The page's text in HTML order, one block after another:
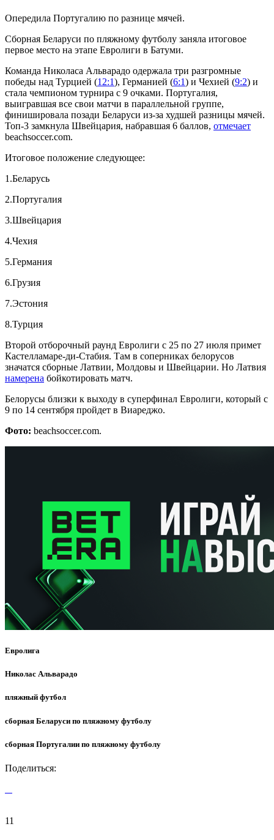
Опередила Португалию по разнице мячей.
Сборная Беларуси по пляжному футболу заняла итоговое
первое место на этапе Евролиги в Батуми.
Команда Николаса Альварадо одержала три разгромные
победы над Турцией (12:1), Германией (6:1) и Чехией (9:2) и
стала чемпионом турнира с 9 очками. Португалия,
выигравшая все свои матчи в параллельной группе,
финишировала позади Беларуси из-за худшей разницы мячей.
Топ-3 замкнула Швейцария, набравшая 6 баллов, отмечает
beachsoccer.com.
Итоговое положение следующее:
1.Беларусь
2.Португалия
3.Швейцария
4.Чехия
5.Германия
6.Грузия
7.Эстония
8.Турция
Второй отборочный раунд Евролиги с 25 по 27 июля примет
Кастелламаре-ди-Стабия. Там в соперниках белорусов
значатся сборные Латвии, Молдовы и Швейцарии. Но Латвия
намерена бойкотировать матч.
Белорусы близки к выходу в суперфинал Евролиги, который с
9 по 14 сентября пройдет в Виареджо.
Фото: beachsoccer.com.
Евролига
Николас Альварадо
пляжный футбол
сборная Беларуси по пляжному футболу
сборная Португалии по пляжному футболу
Поделиться:
11